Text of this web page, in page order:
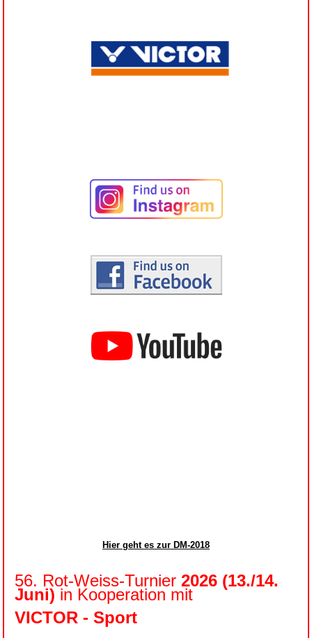
Hier geht es zur DM-2018
56. Rot-Weiss-Turnier2026 (13./14.
Juni) in Kooperation mit
VICTOR - Sport